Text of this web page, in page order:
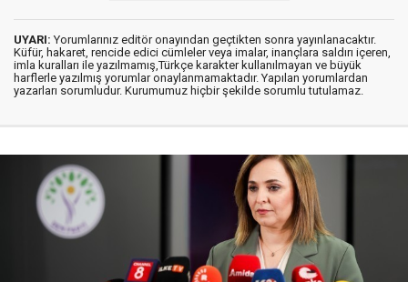
UYARI: Yorumlarınız editör onayından geçtikten sonra yayınlanacaktır.
Küfür, hakaret, rencide edici cümleler veya imalar, inançlara saldırı içeren,
imla kuralları ile yazılmamış,Türkçe karakter kullanılmayan ve büyük
harflerle yazılmış yorumlar onaylanmamaktadır. Yapılan yorumlardan
yazarları sorumludur. Kurumumuz hiçbir şekilde sorumlu tutulamaz.